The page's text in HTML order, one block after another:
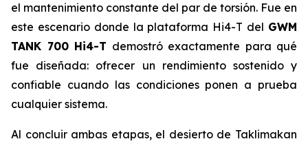
el mantenimiento constante del par de torsión. Fue en
este escenario donde la plataforma Hi4-T del GWM
TANK 700 Hi4-T demostró exactamente para qué
fue diseñada: ofrecer un rendimiento sostenido y
confiable cuando las condiciones ponen a prueba
cualquier sistema.
Al concluir ambas etapas, el desierto de Taklimakan